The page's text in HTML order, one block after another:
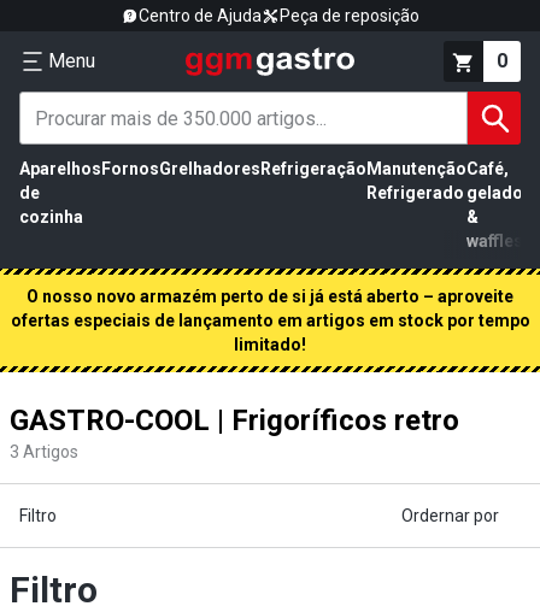
Centro de Ajuda Peça de reposição
Menu 0
Aparelhos
de
cozinha
FornosGrelhadores Refrigeração Manutenção
Refrigerado
Café,
gelados
&
waffles
O nosso novo armazém perto de si já está aberto – aproveite
ofertas especiais de lançamento em artigos em stock por tempo
limitado!
GASTRO-COOL | Frigoríficos retro
3 Artigos
Filtro Ordernar por
Filtro